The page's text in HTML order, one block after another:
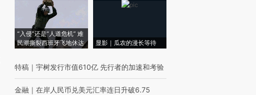
“入侵”还是“人道危机” 难
民潮撕裂西班牙飞地休达
显影｜瓜农的漫长等待
特稿 ｜ 宇树发行市值610亿 先行者的加速和考验
金融 ｜ 在岸人民币兑美元汇率连日升破6.75